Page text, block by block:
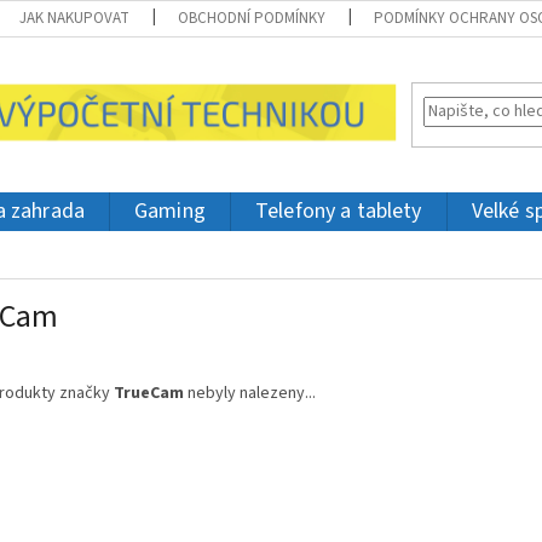
JAK NAKUPOVAT OBCHODNÍ PODMÍNKY PODMÍNKY OCHRANY
zahrada Gaming Telefony a tablety Velké
značky TrueCam nebyly nalezeny...